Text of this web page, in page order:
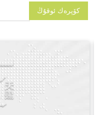
كۆپرەك ئوقۇڭ